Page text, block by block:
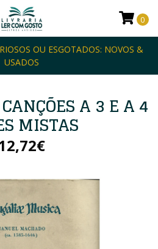
OU ESGOTADOS: NOVOS &
USADOS
0
A 3 E A 4
MISTAS